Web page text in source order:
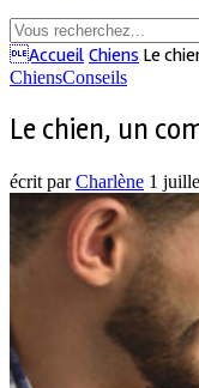
Accueil Chiens Le
ChiensConseils
Le chien, un
écrit parCharlène 1